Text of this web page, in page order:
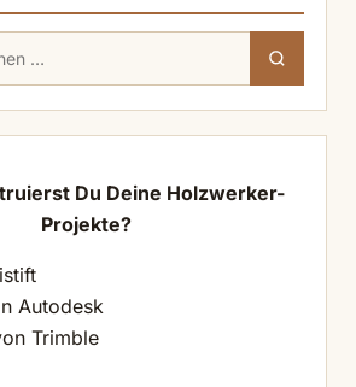
Du Deine Holzwerker-
Projekte?
Autodesk
Trimble